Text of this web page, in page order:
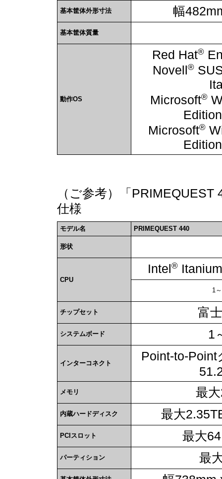
基本筐体外形寸法 幅
基本筐体質量
動作OS
Red Hat®
Novell®
Microsoft®
Microsoft®
（ご参考）「
仕様
モデル名 PRIMEQUEST 440
形状
CPU
Intel®Itanium
1
チップセット 富
システムボード 1
インターコネクト
Point-to-
メモリ 最
内蔵ハードディスク 最大
PCIスロット 最大
パーティション 最